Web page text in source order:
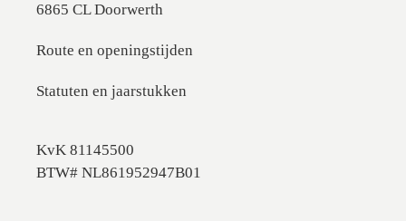
6865 CL Doorwerth
Route en openingstijden
Statuten en jaarstukken
KvK 81145500
BTW# NL861952947B01